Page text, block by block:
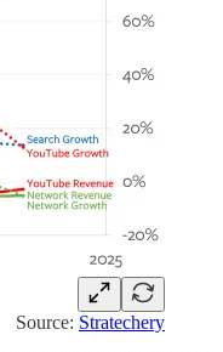
Source: Stratechery